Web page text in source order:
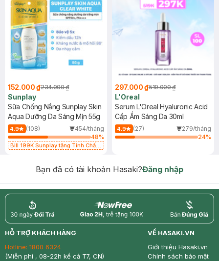
152.000 ₫234.000 ₫
Sunplay
Sữa Chống Nắng Sunplay Skin
Aqua Dưỡng Da Sáng Mịn 55g
4.9 (108)
454/tháng
48%
Bill 199K Sunplay tặng Tinh Chất
297.000 ₫519.000 ₫
L'Oreal
Serum L'Oreal Hyaluronic Acid
Cấp Ẩm Sáng Da 30ml
4.9 (27)
279/tháng
24%
Bạn đã có tài khoản Hasaki?Đăng nhập
return nowfree price
HỖ TRỢ KHÁCH HÀNG
Hotline: 1800 6324
(Miễn phí , 08-22h kể cả T7, CN)
VỀ HASAKI.VN
Giới thiệu Hasaki.vn
Chính sách bảo mật